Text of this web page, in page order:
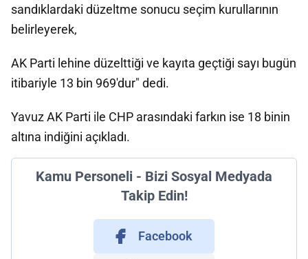
sandıklardaki düzeltme sonucu seçim kurullarının
belirleyerek,
AK Parti lehine düzelttiği ve kayıta geçtiği sayı bugün
itibariyle 13 bin 969'dur" dedi.
Yavuz AK Parti ile CHP arasındaki farkın ise 18 binin
altına indiğini açıkladı.
Kamu Personeli - Bizi Sosyal Medyada
Takip Edin!
Facebook